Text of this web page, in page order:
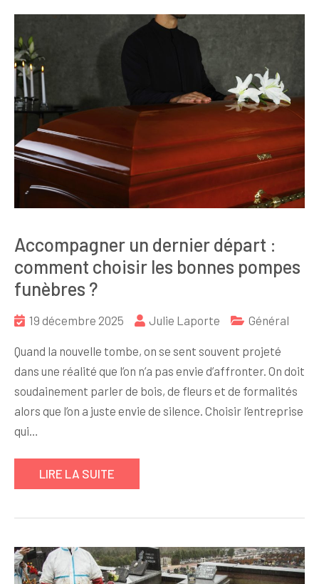
Accompagner un dernier départ :
comment choisir les bonnes pompes
funèbres ?
19 décembre 2025 Julie Laporte Général
Quand la nouvelle tombe, on se sent souvent projeté
dans une réalité que l’on n’a pas envie d’affronter. On doit
soudainement parler de bois, de fleurs et de formalités
alors que l’on a juste envie de silence. Choisir l’entreprise
qui…
LIRE LA SUITE